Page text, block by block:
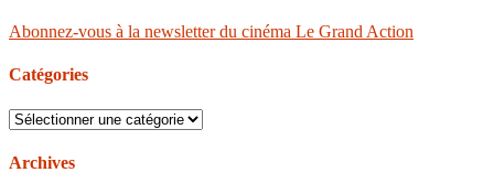
Abonnez-vous à la newsletter du cinéma Le Grand Action
Catégories
Catégories
Archives